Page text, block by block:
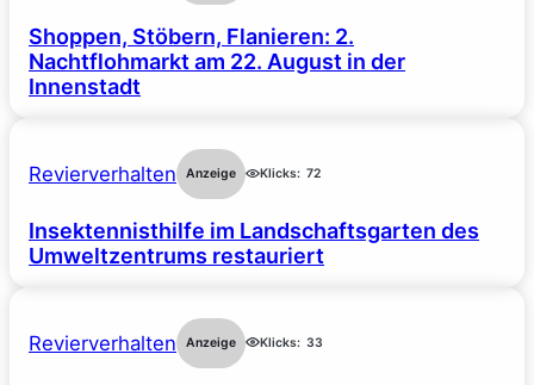
Shoppen, Stöbern, Flanieren: 2.
Nachtflohmarkt am 22. August in der
Innenstadt
Revierverhalten Anzeige Klicks: 72
Insektennisthilfe im Landschaftsgarten des
Umweltzentrums restauriert
Revierverhalten Anzeige Klicks: 33